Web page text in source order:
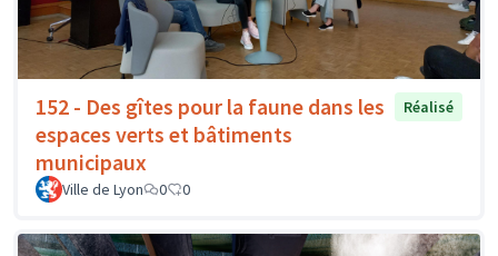
152 - Des gîtes pour la faune dans les
espaces verts et bâtiments
municipaux
Réalisé
Ville de Lyon 0 0